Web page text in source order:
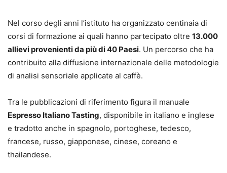
Nel corso degli anni l’istituto ha organizzato centinaia di
corsi di formazione ai quali hanno partecipato oltre 13.000
allievi provenienti da più di 40 Paesi. Un percorso che ha
contribuito alla diffusione internazionale delle metodologie
di analisi sensoriale applicate al caffè.
Tra le pubblicazioni di riferimento figura il manuale
Espresso Italiano Tasting, disponibile in italiano e inglese
e tradotto anche in spagnolo, portoghese, tedesco,
francese, russo, giapponese, cinese, coreano e
thailandese.